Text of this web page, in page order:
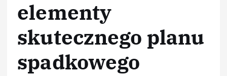
elementy
skutecznego planu
spadkowego